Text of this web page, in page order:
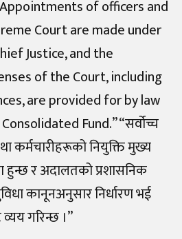
of officers and
Court are made under
Justice, and the
of the Court, including
are provided for by law
Fund.” “सर्वोच्च
कर्मचारीहरूको नियुक्ति मुख्य
हुन्छ र अदालतको प्रशासनिक
कानूनअनुसार निर्धारण भई
गरिन्छ ।”